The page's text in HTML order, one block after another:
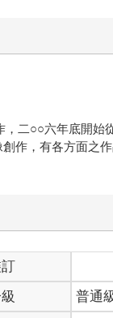
二○○六年底開始
作，有各方面之
普通